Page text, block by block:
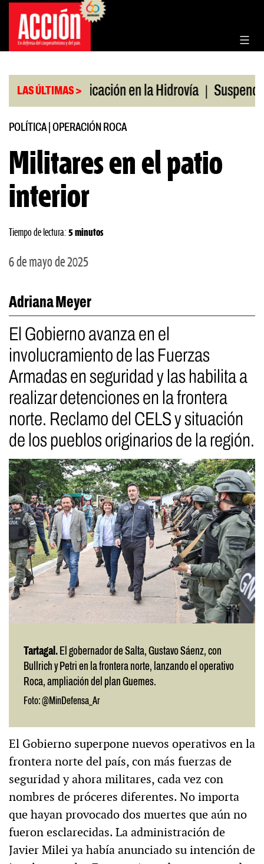
Saltar
contenido
LAS ÚLTIMAS >
Bonificación en la Hidrovía | Suspenden
POLÍTICA| OPERACIÓN ROCA
Militares en el patio
interior
Tiempo de lectura: 5 minutos
6 de mayo de 2025
Adriana Meyer
El Gobierno avanza en el
involucramiento de las Fuerzas
Armadas en seguridad y las habilita a
realizar detenciones en la frontera
norte. Reclamo del CELS y situación
de los pueblos originarios de la región.
Tartagal. El gobernador de Salta, Gustavo Sáenz, con
Bullrich y Petri en la frontera norte, lanzando el operativo
Roca, ampliación del plan Guemes.
Foto: @MinDefensa_Ar
El Gobierno superpone nuevos operativos en la
frontera norte del país, con más fuerzas de
seguridad y ahora militares, cada vez con
nombres de próceres diferentes. No importa
que hayan provocado dos muertes que aún no
fueron esclarecidas. La administración de
Javier Milei ya había anunciado su intención de